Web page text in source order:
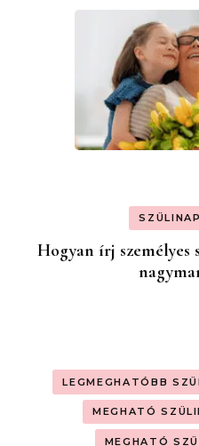
Hogyan írj személyes
LEGMEGHATÓBB
MEGHATÓ
MEGHATÓ